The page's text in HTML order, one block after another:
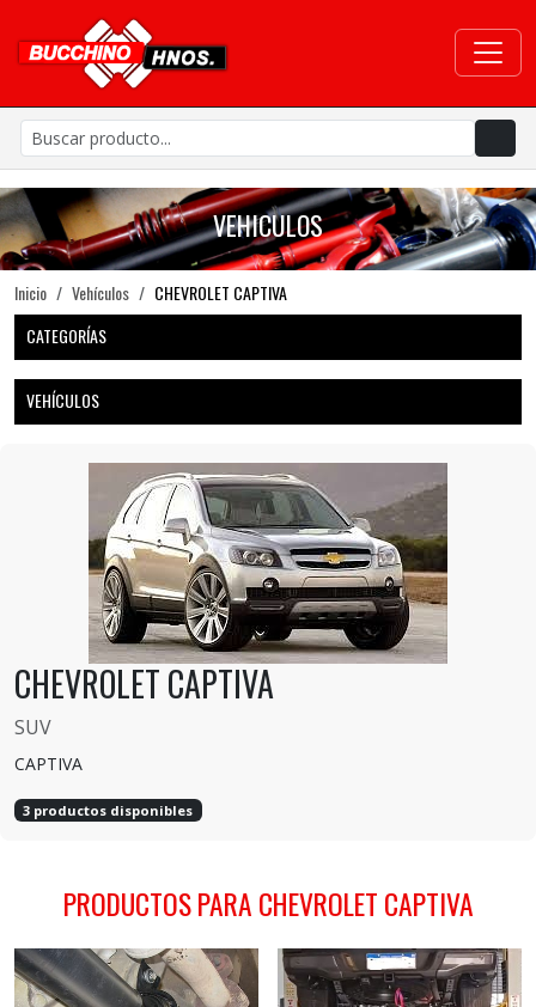
VEHICULOS
Inicio Vehículos
CHEVROLET CAPTIVA
CATEGORÍAS
VEHÍCULOS
CHEVROLET CAPTIVA
SUV
CAPTIVA
3 productos disponibles
PRODUCTOS PARA CHEVROLET CAPTIVA